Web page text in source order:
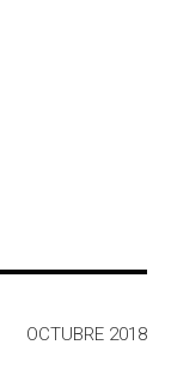
OCTUBRE 2018